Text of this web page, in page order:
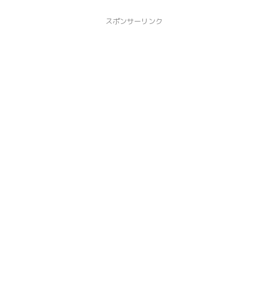
スポンサーリンク